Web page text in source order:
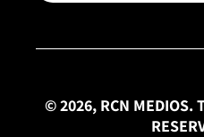
© 2026, RCN MEDIOS.